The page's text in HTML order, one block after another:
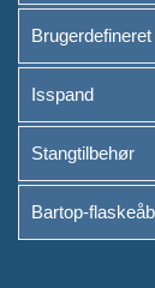
Isspand
Stangtilbehør
Bartop-